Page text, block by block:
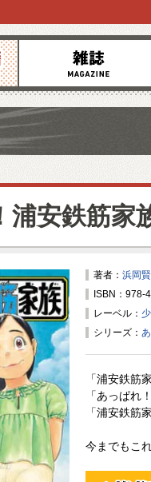
雑誌
浦安鉄筋家
著者： 浜岡
ISBN：978-
レーベル：
シリーズ：
「浦安鉄筋
「あっぱれ
「浦安鉄筋
今までもこ